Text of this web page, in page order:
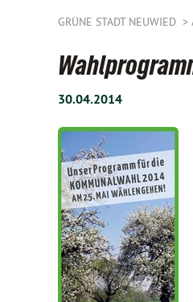
GRÜNE STADT NEUWIED
30.04.2014